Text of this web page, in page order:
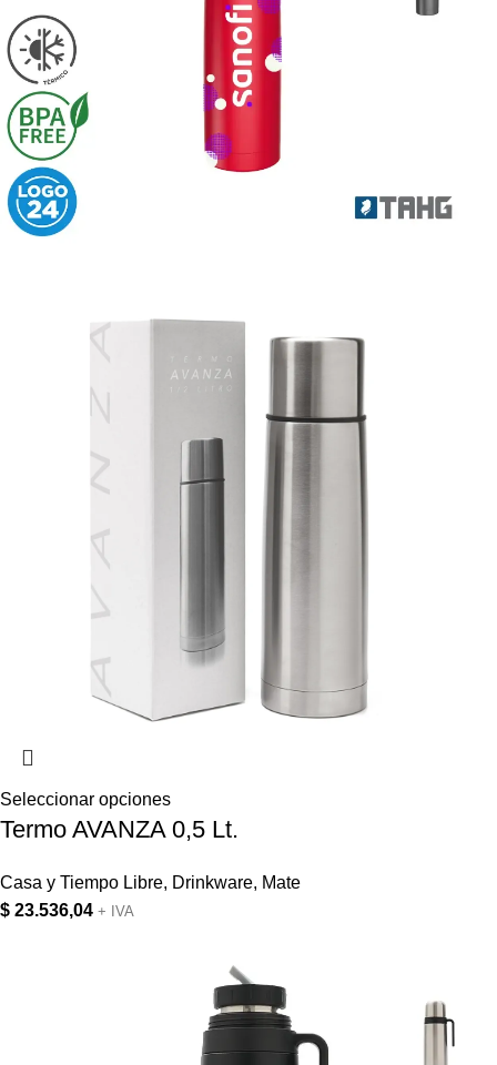
Seleccionar opciones
Termo AVANZA 0,5 Lt.
Casa y Tiempo Libre, Drinkware, Mate
$ 23.536,04 + IVA